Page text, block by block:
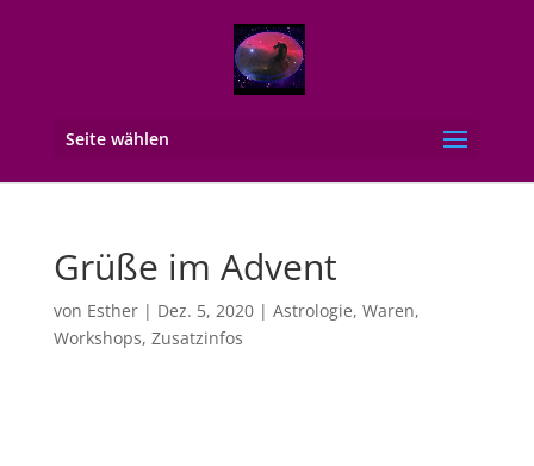
Seite wählen
Grüße im Advent
von Esther| Dez. 5, 2020| Astrologie, Waren,
Workshops, Zusatzinfos